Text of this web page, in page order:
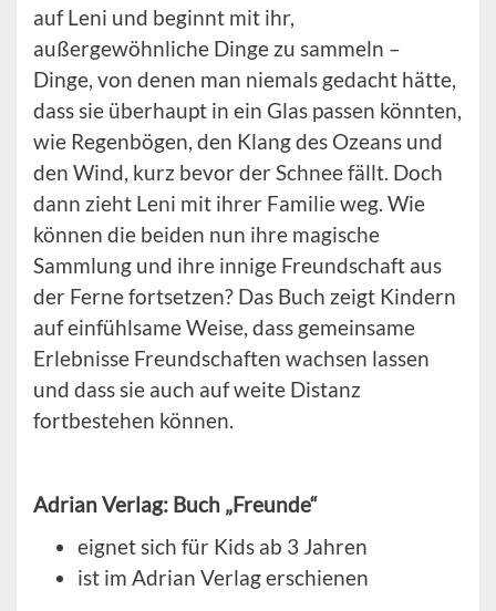
auf Leni und beginnt mit ihr,
außergewöhnliche Dinge zu sammeln –
Dinge, von denen man niemals gedacht hätte,
dass sie überhaupt in ein Glas passen könnten,
wie Regenbögen, den Klang des Ozeans und
den Wind, kurz bevor der Schnee fällt. Doch
dann zieht Leni mit ihrer Familie weg. Wie
können die beiden nun ihre magische
Sammlung und ihre innige Freundschaft aus
der Ferne fortsetzen? Das Buch zeigt Kindern
auf einfühlsame Weise, dass gemeinsame
Erlebnisse Freundschaften wachsen lassen
und dass sie auch auf weite Distanz
fortbestehen können.
Adrian Verlag: Buch „Freunde“
eignet sich für Kids ab 3 Jahren
ist im Adrian Verlag erschienen